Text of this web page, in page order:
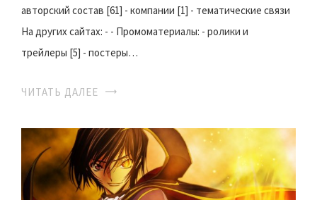
авторский состав [61] - компании [1] - тематические связи
На других сайтах: - - Промоматериалы: - ролики и
трейлеры [5] - постеры…
ЧИТАТЬ ДАЛЕЕ